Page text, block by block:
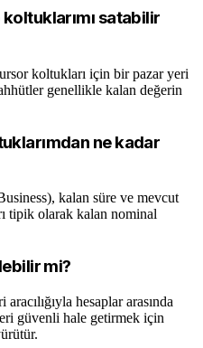
satabilir
koltukları için bir pazar yeri
genellikle kalan değerin
ne kadar
kalan süre ve mevcut
tipik olarak kalan nominal
mi?
hesaplar arasında
güvenli hale getirmek için